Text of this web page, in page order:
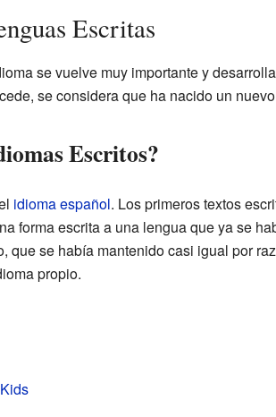
Escritas
se vuelve muy importante y
se considera que ha nacido un
Escritos?
idioma español. Los primeros textos
forma escrita a una lengua que ya se
que se había mantenido casi igual por
propio.